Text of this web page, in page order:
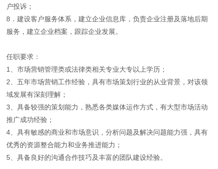
户投诉；
8．建设客户服务体系，建立企业信息库，负责企业注册及落地后期
服务，建立企业档案，跟踪企业发展。
任职要求：
1、市场营销管理类或法律类相关专业大专以上学历；
2、五年市场营销工作经验，具有市场策划行业的从业背景，对该领
域发展有深刻理解；
3、具备较强的策划能力，熟悉各类媒体运作方式，有大型市场活动
推广成功经验；
4、具有敏感的商业和市场意识，分析问题及解决问题能力强，具有
优秀的资源整合能力和业务推进能力；
5、具备良好的沟通合作技巧及丰富的团队建设经验。